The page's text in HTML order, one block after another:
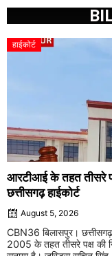
हाईकोर्ट
आरटीआई के तहत तीसरे
छत्तीसगढ़ हाईकोर्ट
August 5, 2026
CBN36 बिलासपुर।
2005 के तहत तीसरे पक्ष की